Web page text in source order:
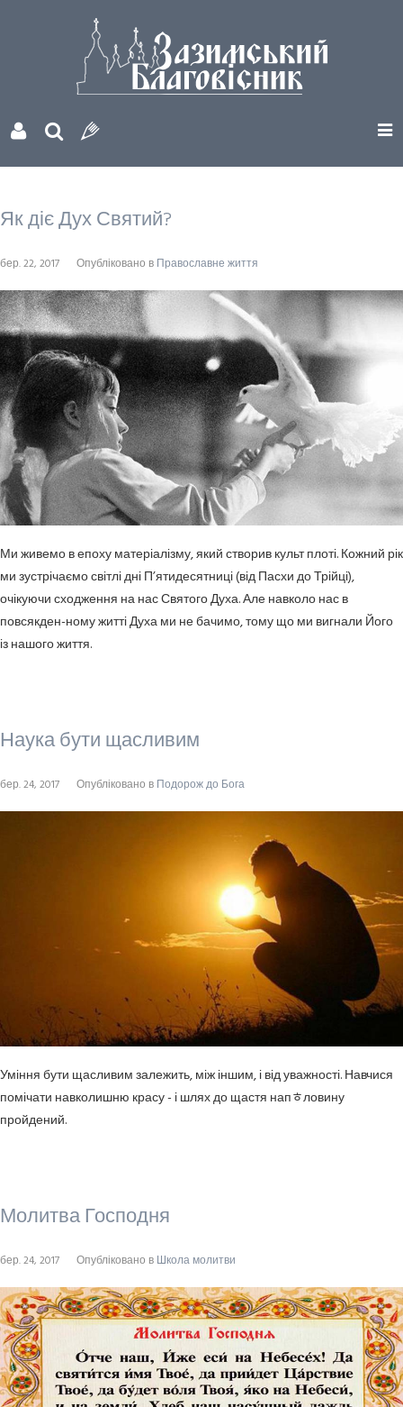
Як діє Дух Святий?
бер. 22, 2017 Опубліковано в Православне життя
Ми живемо в епоху матеріалізму, який створив культ плоті. Кожний рік
ми зустрічаємо світлі дні П’ятидесятниці (від Пасхи до Трійці),
очікуючи сходження на нас Святого Духа. Але навколо нас в
повсякден-ному житті Духа ми не бачимо, тому що ми вигнали Його
із нашого життя.
Наука бути щасливим
бер. 24, 2017 Опубліковано в Подорож до Бога
Уміння бути щасливим залежить, між іншим, і від уважності. Навчися
помічати навколишню красу - і шлях до щастя напﾾловину
пройдений.
Молитва Господня
бер. 24, 2017 Опубліковано в Школа молитви